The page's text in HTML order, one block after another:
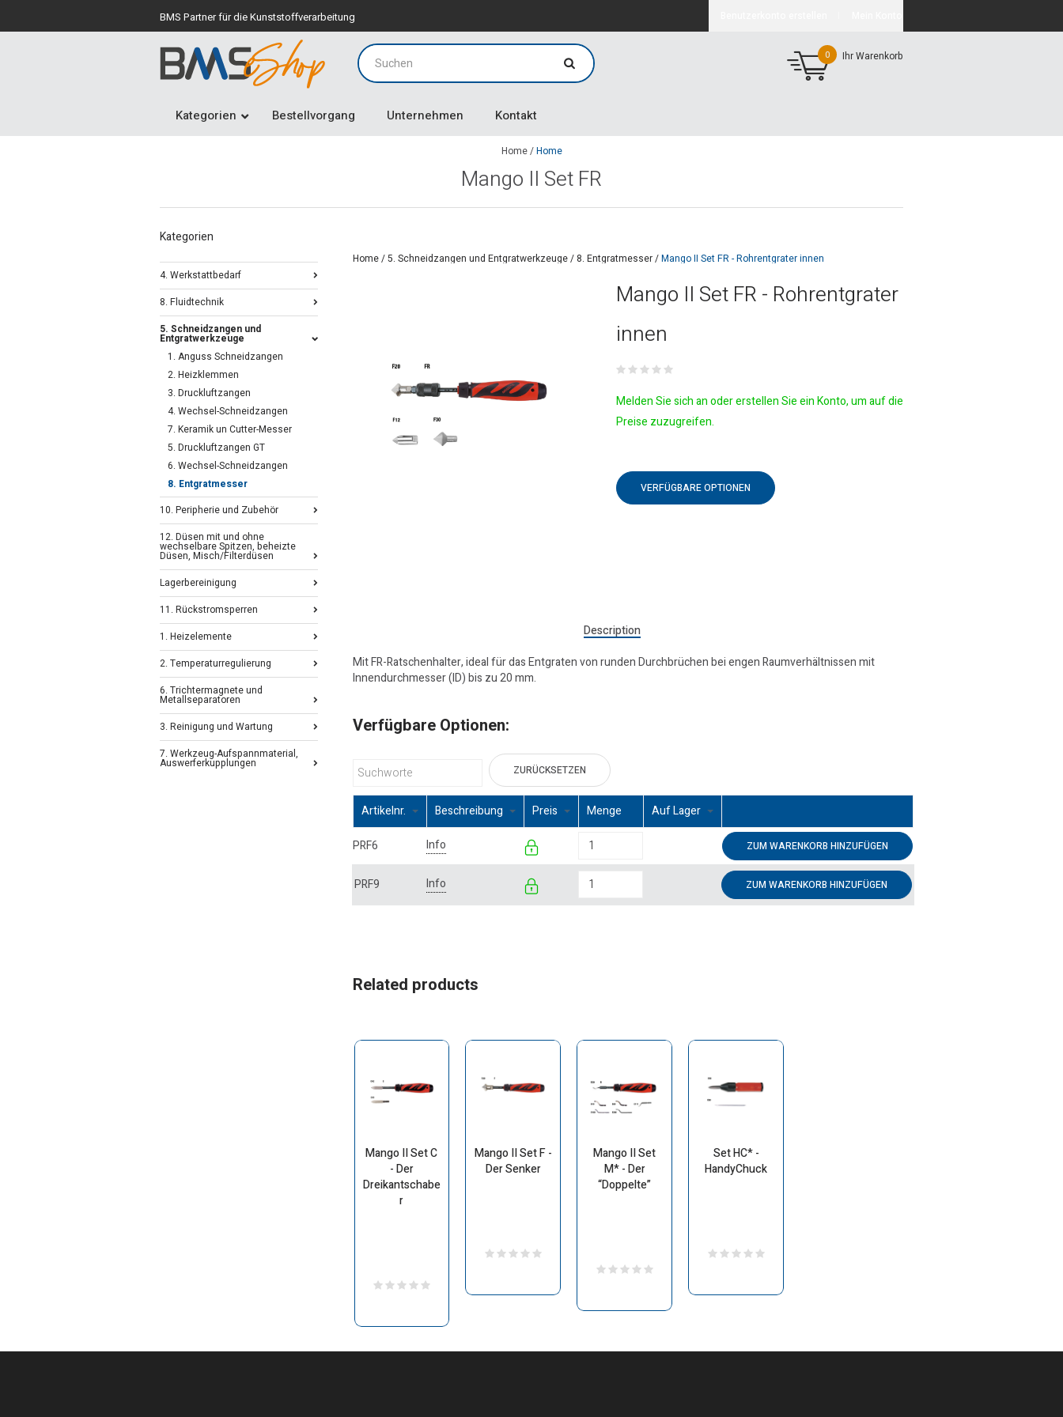
BMS Partner für die Kunststoffverarbeitung
0 Ihr Warenkorb
Kategorien Bestellvorgang Unternehmen Kontakt
Home/Home
Mango II Set FR
Home/5. Schneidzangen und Entgratwerkzeuge/8. Entgratmesser/Mango II Set FR - Rohrentgrater innen
Mango II Set FR - Rohrentgrater
innen
Melden Sie sich an oder erstellen Sie ein Konto, um auf die
Preise zuzugreifen.
VERFÜGBARE OPTIONEN
Description
Mit FR-Ratschenhalter, ideal für das Entgraten von runden Durchbrüchen bei engen Raumverhältnissen mit
Innendurchmesser (ID) bis zu 20 mm.
Verfügbare Optionen:
ZURÜCKSETZEN
Artikelnr. Beschreibung Preis Menge Auf Lager
PRF6 Info ZUM WARENKORB HINZUFÜGEN
PRF9 Info ZUM WARENKORB HINZUFÜGEN
Related products
Mango II Set C
- Der
Dreikantschabe
r
Mango II Set F -
Der Senker
Mango II Set
M* - Der
“Doppelte”
Set HC* -
HandyChuck
Kategorien
4. Werkstattbedarf
8. Fluidtechnik
5. Schneidzangen und
Entgratwerkzeuge
1. Anguss Schneidzangen
2. Heizklemmen
3. Druckluftzangen
4. Wechsel-Schneidzangen
7. Keramik un Cutter-Messer
5. Druckluftzangen GT
6. Wechsel-Schneidzangen
8. Entgratmesser
10. Peripherie und Zubehör
12. Düsen mit und ohne
wechselbare Spitzen, beheizte
Düsen, Misch/Filterdüsen
Lagerbereinigung
11. Rückstromsperren
1. Heizelemente
2. Temperaturregulierung
6. Trichtermagnete und
Metallseparatoren
3. Reinigung und Wartung
7. Werkzeug-Aufspannmaterial,
Auswerferkupplungen